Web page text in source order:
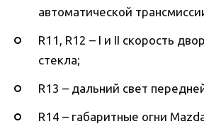
автоматической
R11, R12 – I и II скорость
стекла;
R13 – дальний свет
R14 – габаритные огни